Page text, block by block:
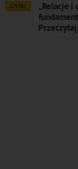
CZYTAJ
„Relacje i